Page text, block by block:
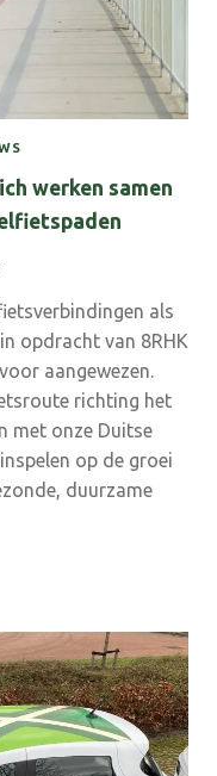
werken samen
als
opdracht van 8RHK
aangewezen.
richting het
met onze Duitse
op de groei
duurzame